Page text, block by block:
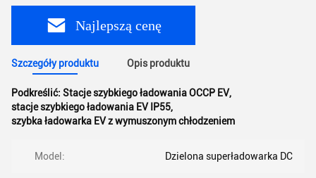
Najlepszą cenę
Szczegóły produktu Opis produktu
Podkreślić: Stacje szybkiego ładowania OCCP EV,
stacje szybkiego ładowania EV IP55,
szybka ładowarka EV z wymuszonym chłodzeniem
Model: Dzielona superładowarka DC